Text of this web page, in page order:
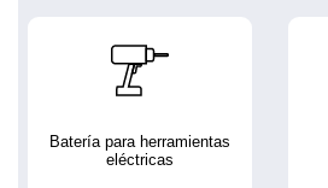
Batería para herramientas
eléctricas